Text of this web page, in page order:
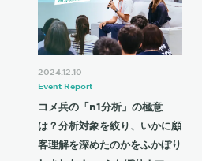
2024.12.10
Event Report
コメ兵の「n1分析」の極意
は？分析対象を絞り、いかに顧
客理解を深めたのかをふかぼり